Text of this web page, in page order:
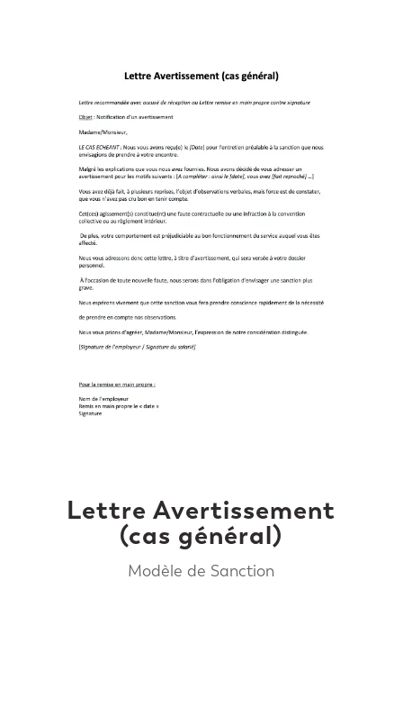
Lettre Avertissement
(cas général)
Modèle de Sanction